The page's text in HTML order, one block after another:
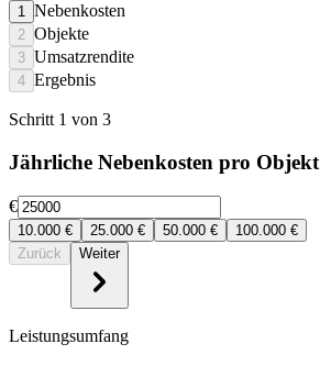
1 Nebenkosten
2 Objekte
3 Umsatzrendite
4 Ergebnis
Schritt 1 von 3
Jährliche Nebenkosten pro Objekt
€
10.000 € 25.000 € 50.000 € 100.000 €
Zurück
Weiter
Leistungsumfang